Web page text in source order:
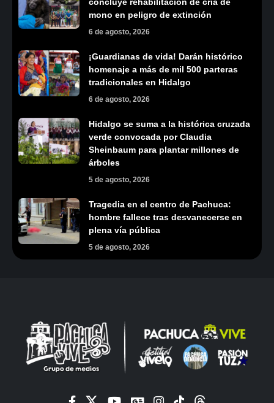
mono en peligro de extinción
6 de agosto, 2026
¡Guardianas de vida! Darán histórico
homenaje a más de mil 500 parteras
tradicionales en Hidalgo
6 de agosto, 2026
Hidalgo se suma a la histórica cruzada
verde convocada por Claudia
Sheinbaum para plantar millones de
árboles
5 de agosto, 2026
Tragedia en el centro de Pachuca:
hombre fallece tras desvanecerse en
plena vía pública
5 de agosto, 2026